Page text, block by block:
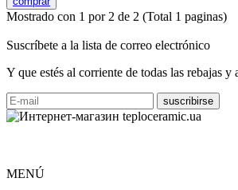
Mostrado con 1 por 2 de 2 (Total 1 paginas)
Suscríbete a la lista de correo electrónico
Y que estés al corriente de todas las rebajas y
MENÚ